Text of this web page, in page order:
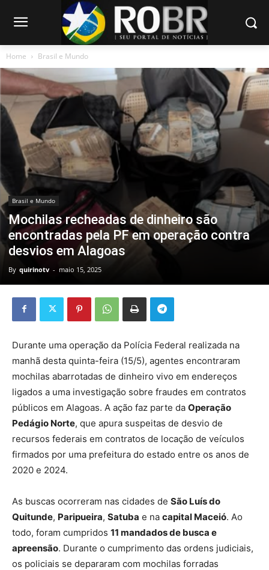
Home Brasil e Mundo
Brasil e Mundo
Mochilas recheadas de dinheiro são
encontradas pela PF em operação contra
desvios em Alagoas
By quirinotv - maio 15, 2025
Durante uma operação da Polícia Federal realizada na
manhã desta quinta-feira (15/5), agentes encontraram
mochilas abarrotadas de dinheiro vivo em endereços
ligados a uma investigação sobre fraudes em contratos
públicos em Alagoas. A ação faz parte da Operação
Pedágio Norte, que apura suspeitas de desvio de
recursos federais em contratos de locação de veículos
firmados por uma prefeitura do estado entre os anos de
2020 e 2024.
As buscas ocorreram nas cidades de São Luís do
Quitunde, Paripueira, Satuba e na capital Maceió. Ao
todo, foram cumpridos 11 mandados de busca e
apreensão. Durante o cumprimento das ordens judiciais,
os policiais se depararam com mochilas forradas